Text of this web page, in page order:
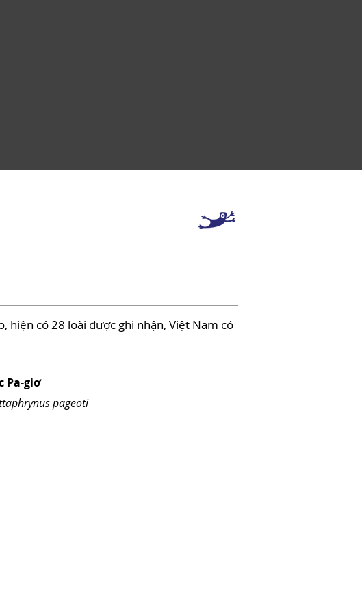
hiện có 28 loài được ghi nhận, Việt Nam có
Pa-giơ
pageoti